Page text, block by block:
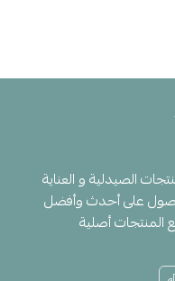
الصيدلية و العناية
على أحدث وأفضل
المنتجات أصلية